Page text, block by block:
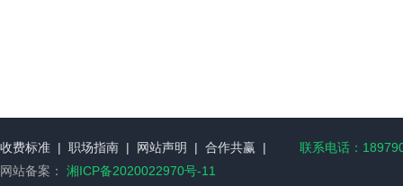
收费标准 | 职场指南 | 网站声明 | 合作共赢 |
联系电话：
网站备案： 湘ICP备2020022970号-11